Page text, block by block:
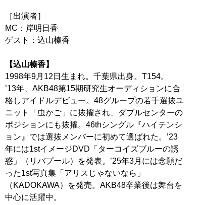
［出演者］
MC：岸明日香
ゲスト：込山榛香
【込山榛香】
1998年9月12日生まれ。千葉県出身。T154。
’13年、AKB48第15期研究生オーディションに合
格しアイドルデビュー。48グループの若手選抜ユ
ニット「虫かご」に抜擢され、ダブルセンターの
ポジションにも抜擢。46thシングル『ハイテンシ
ョン』では選抜メンバーに初めて選ばれた。’23
年には1stイメージDVD「ターコイズブルーの誘
惑」（リバプール）を発表。’25年3月には念願だ
った1st写真集「アリスじゃないなら」
（KADOKAWA）を発売。AKB48卒業後は舞台を
中心に活躍中。